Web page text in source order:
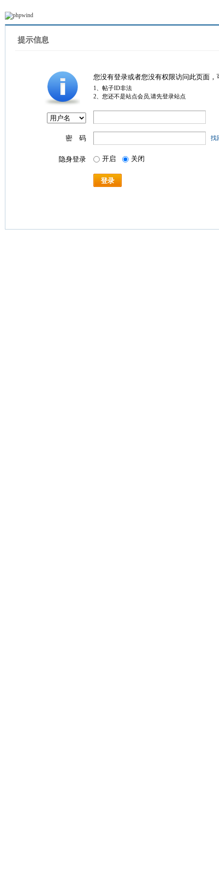
提示信息
您没有登录或者您没有权限访问此页面
1、帖子ID非法
2、您还不是站点会员,请先登录站点
密 码 找
隐身登录 开启 关闭
登录